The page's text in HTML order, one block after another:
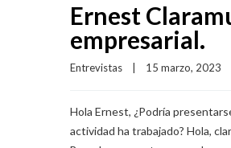
Ernest
empresarial.
Entrevistas 15 marzo, 2023
Hola Ernest, ¿Podría
actividad ha trabajado? Hola,